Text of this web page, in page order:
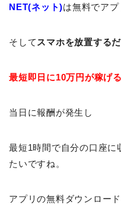
NET(ネット)は無料でア
そして スマホを放置する
最短即日に10万円が稼げる
当日に報酬が発生し
最短1時間で自分の口座に
たいですね。
アプリの無料ダウンロー